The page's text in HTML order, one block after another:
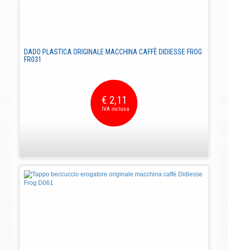
DADO PLASTICA ORIGINALE MACCHINA CAFFÈ DIDIESSE FROG
FR031
€ 2,11